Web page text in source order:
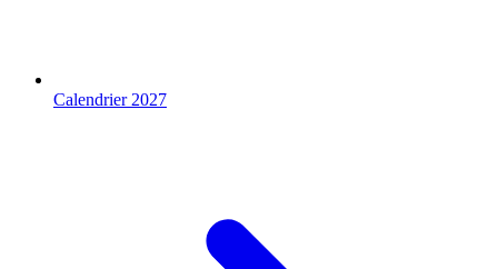
Calendrier 2027